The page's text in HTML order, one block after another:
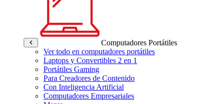
Computadores Portátiles
Ver todo en computadores portátiles
Laptops y Convertibles 2 en 1
Portátiles Gaming
Para Creadores de Contenido
Con Inteligencia Artificial
Computadores Empresariales